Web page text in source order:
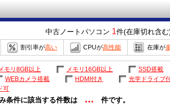
中古ノートパソコン 1件(在庫切れ含
割引率が高い CPUが高性能 在庫が
モリ8GB以上 メモリ16GB以上 SSD搭載
WEBカメラ搭載 HDMI付き 光学ドライブ
可
条件に該当する件数は ... 件です。